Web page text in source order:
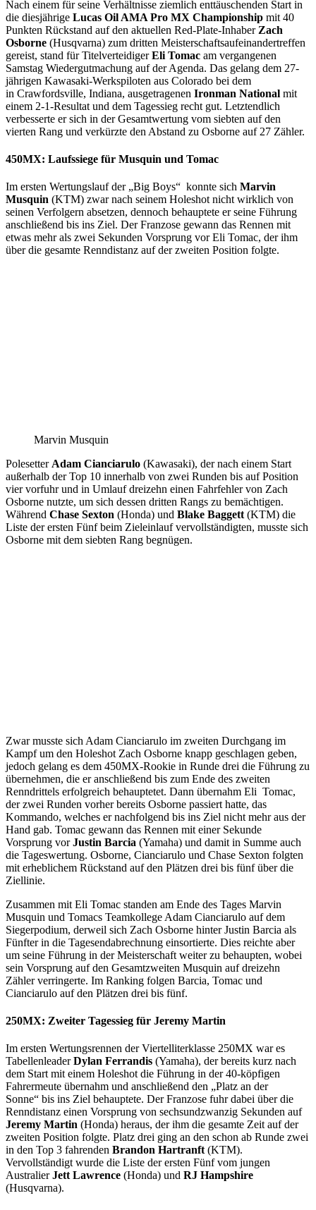
Nach einem für seine Verhältnisse ziemlich enttäuschenden Start in
die diesjährige Lucas Oil AMA Pro MX Championship mit 40
Punkten Rückstand auf den aktuellen Red-Plate-Inhaber Zach
Osborne (Husqvarna) zum dritten Meisterschaftsaufeinandertreffen
gereist, stand für TitelverteidigerEli Tomac am vergangenen
Samstag Wiedergutmachung auf der Agenda. Das gelang dem 27-
jährigen Kawasaki-Werkspiloten aus Colorado bei dem
in Crawfordsville, Indiana, ausgetragenen Ironman National mit
einem 2-1-Resultat und dem Tagessieg recht gut. Letztendlich
verbesserte er sich in der Gesamtwertung vom siebten auf den
vierten Rang und verkürzte den Abstand zu Osborne auf 27 Zähler.
450MX: Laufssiege für Musquin und Tomac
Im ersten Wertungslauf der „Big Boys“ konnte sich Marvin
Musquin (KTM) zwar nach seinem Holeshot nicht wirklich von
seinen Verfolgern absetzen, dennoch behauptete er seine Führung
anschließend bis ins Ziel. Der Franzose gewann das Rennen mit
etwas mehr als zwei Sekunden Vorsprung vor Eli Tomac, der ihm
über die gesamte Renndistanz auf der zweiten Position folgte.
Marvin Musquin
Polesetter Adam Cianciarulo (Kawasaki), der nach einem Start
außerhalb der Top 10 innerhalb von zwei Runden bis auf Position
vier vorfuhr und in Umlauf dreizehn einen Fahrfehler von Zach
Osborne nutzte, um sich dessen dritten Rangs zu bemächtigen.
Während Chase Sexton (Honda) und Blake Baggett (KTM) die
Liste der ersten Fünf beim Zieleinlauf vervollständigten, musste sich
Osborne mit dem siebten Rang begnügen.
Zwar musste sich Adam Cianciarulo im zweiten Durchgang im
Kampf um den Holeshot Zach Osborne knapp geschlagen geben,
jedoch gelang es dem 450MX-Rookie in Runde drei die Führung zu
übernehmen, die er anschließend bis zum Ende des zweiten
Renndrittels erfolgreich behauptetet. Dann übernahm Eli Tomac,
der zwei Runden vorher bereits Osborne passiert hatte, das
Kommando, welches er nachfolgend bis ins Ziel nicht mehr aus der
Hand gab. Tomac gewann das Rennen mit einer Sekunde
Vorsprung vorJustin Barcia (Yamaha) und damit in Summe auch
die Tageswertung. Osborne, Cianciarulo und Chase Sexton folgten
mit erheblichem Rückstand auf den Plätzen drei bis fünf über die
Ziellinie.
Zusammen mit Eli Tomac standen am Ende des Tages Marvin
Musquin und Tomacs Teamkollege Adam Cianciarulo auf dem
Siegerpodium, derweil sich Zach Osborne hinter Justin Barcia als
Fünfter in die Tagesendabrechnung einsortierte. Dies reichte aber
um seine Führung in der Meisterschaft weiter zu behaupten, wobei
sein Vorsprung auf den Gesamtzweiten Musquin auf dreizehn
Zähler verringerte. Im Ranking folgen Barcia, Tomac und
Cianciarulo auf den Plätzen drei bis fünf.
250MX: Zweiter Tagessieg für Jeremy Martin
Im ersten Wertungsrennen der Viertelliterklasse 250MX war es
TabellenleaderDylan Ferrandis (Yamaha), der bereits kurz nach
dem Start mit einem Holeshot die Führung in der 40-köpfigen
Fahrermeute übernahm und anschließend den „Platz an der
Sonne“ bis ins Ziel behauptete. Der Franzose fuhr dabei über die
Renndistanz einen Vorsprung von sechsundzwanzig Sekunden auf
Jeremy Martin (Honda) heraus, der ihm die gesamte Zeit auf der
zweiten Position folgte. Platz drei ging an den schon ab Runde zwei
in den Top 3 fahrenden Brandon Hartranft (KTM).
Vervollständigt wurde die Liste der ersten Fünf vom jungen
AustralierJett Lawrence (Honda) und RJ Hampshire
(Husqvarna).